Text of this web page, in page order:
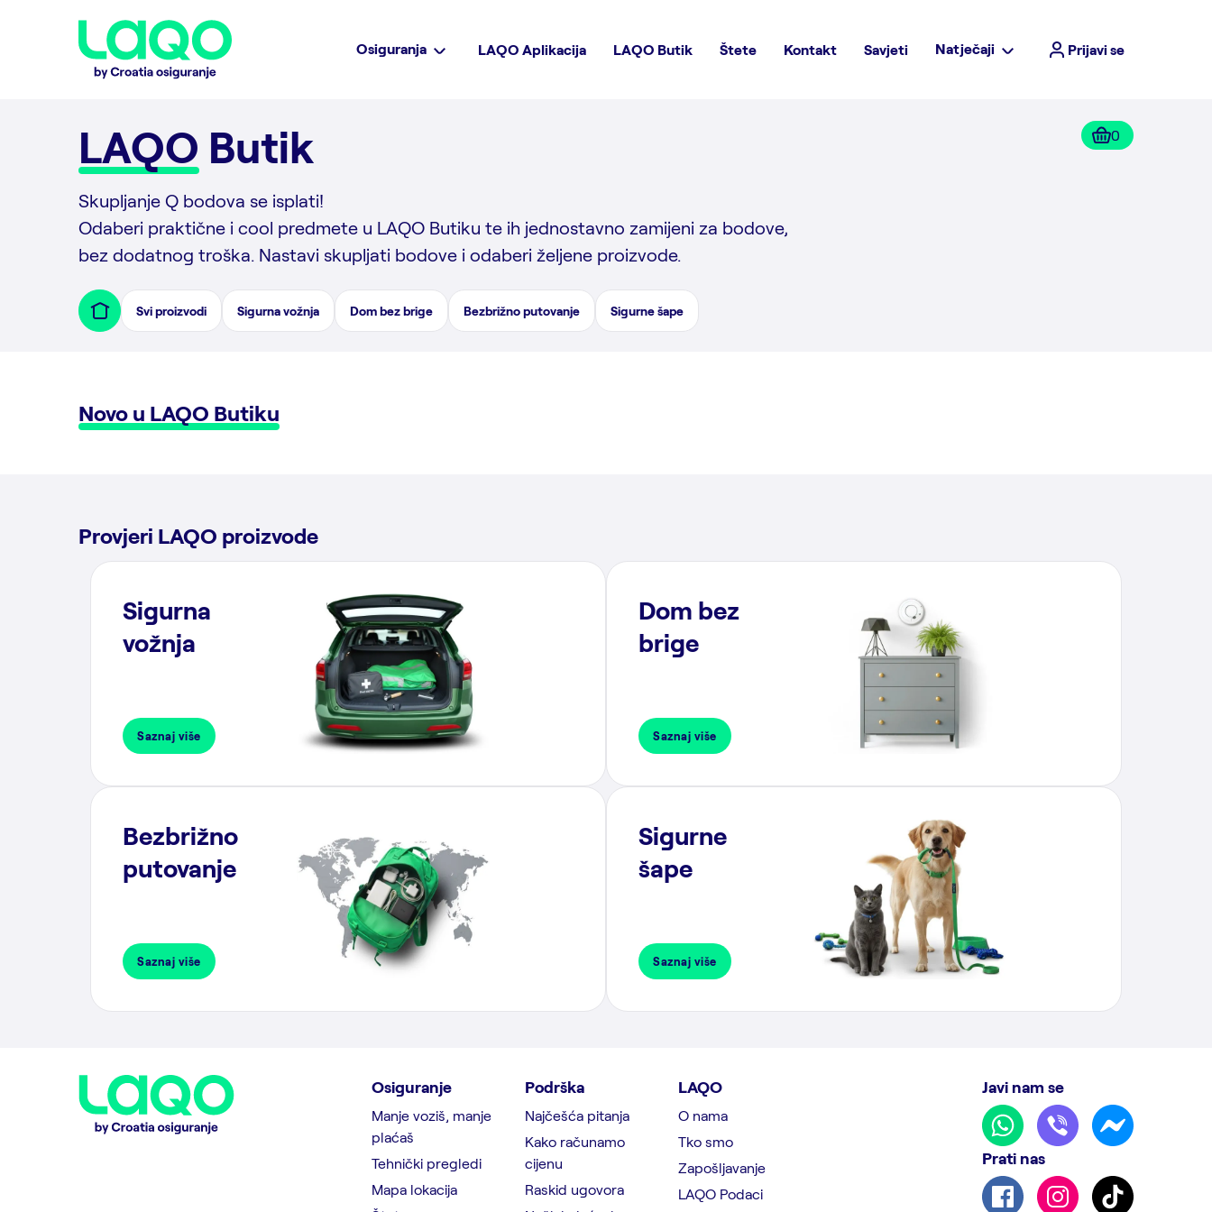
Prijavi se
Osiguranja LAQO Aplikacija LAQO Butik Štete Kontakt Savjeti Natječaji
LAQO Butik 0
Skupljanje Q bodova se isplati!
Odaberi praktične i cool predmete u LAQO Butiku te ih jednostavno zamijeni za bodove,
bez dodatnog troška. Nastavi skupljati bodove i odaberi željene proizvode.
Svi proizvodi Sigurna vožnja Dom bez brige Bezbrižno putovanje Sigurne šape
Novo u LAQO Butiku
Provjeri LAQO proizvode
Sigurna
vožnja
Saznaj više
Dom bez
brige
Saznaj više
Bezbrižno
putovanje
Saznaj više
Sigurne
šape
Saznaj više
Osiguranje
Manje voziš, manje
plaćaš
Tehnički pregledi
Mapa lokacija
Podrška
Najčešća pitanja
Kako računamo
cijenu
Raskid ugovora
LAQO
O nama
Tko smo
Zapošljavanje
LAQO Podaci
Javi nam se
Prati nas